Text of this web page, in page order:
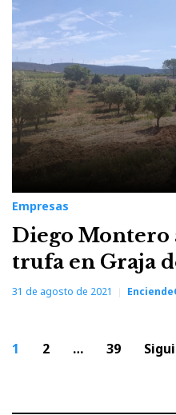
Empresas
Diego Montero
trufa en Graja
31 de agosto de 2021
Paginación
1 2 … 39